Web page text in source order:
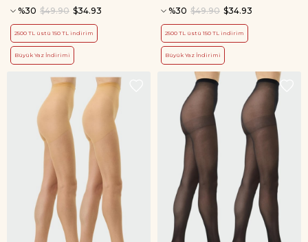
%30
$34.93
$49.90
2500 TL üstü 150 TL indirim
Büyük Yaz İndirimi
%30
$34.93
$49.90
2500 TL üstü 150 TL indirim
Büyük Yaz İndirimi